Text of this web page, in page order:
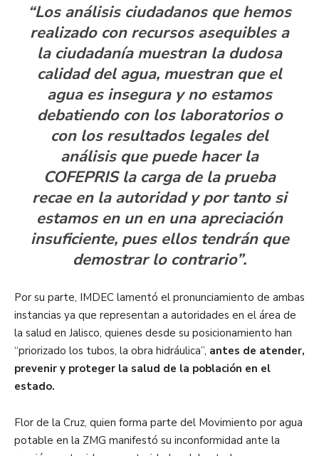
“Los análisis ciudadanos que hemos
realizado con recursos asequibles a
la ciudadanía muestran la dudosa
calidad del agua, muestran que el
agua es insegura y no estamos
debatiendo con los laboratorios o
con los resultados legales del
análisis que puede hacer la
COFEPRIS la carga de la prueba
recae en la autoridad y por tanto si
estamos en un en una apreciación
insuficiente, pues ellos tendrán que
demostrar lo contrario”.
Por su parte, IMDEC lamentó el pronunciamiento de ambas
instancias ya que representan a autoridades en el área de
la salud en Jalisco, quienes desde su posicionamiento han
“priorizado los tubos, la obra hidráulica”, antes de atender,
prevenir y proteger la salud de la población en el
estado.
Flor de la Cruz, quien forma parte del Movimiento por agua
potable en la ZMG manifestó su inconformidad ante la